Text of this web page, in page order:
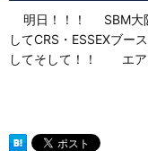
明日！！！ SBM
してCRS・ESSEXブ
してそして！！ エ